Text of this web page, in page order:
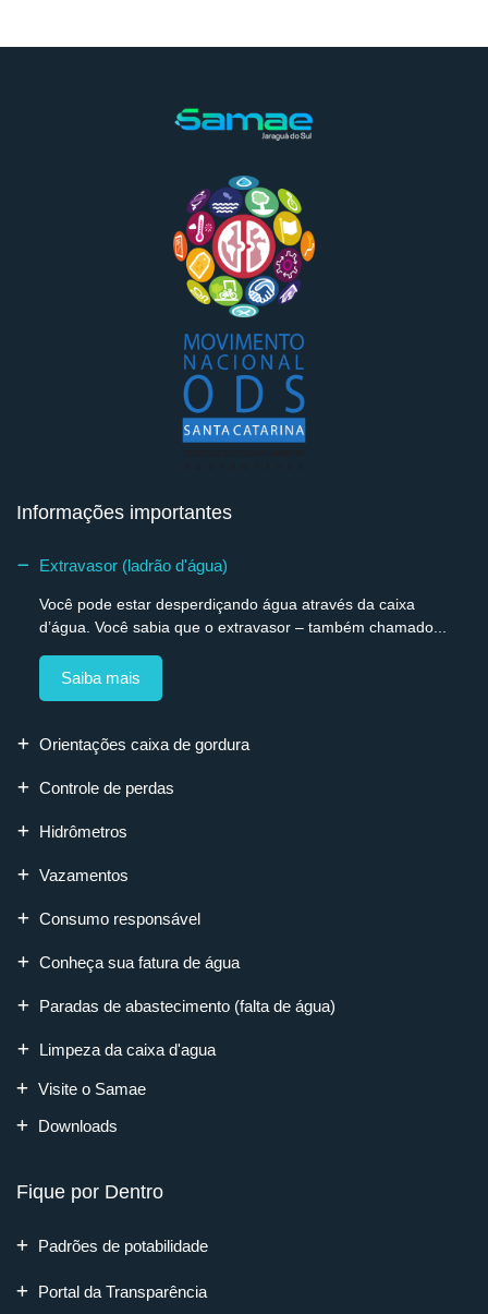
Informações importantes
Extravasor (ladrão d'água)
Você pode estar desperdiçando água através da caixa
d’água. Você sabia que o extravasor – também chamado...
Saiba mais
Orientações caixa de gordura
Controle de perdas
Hidrômetros
Vazamentos
Consumo responsável
Conheça sua fatura de água
Paradas de abastecimento (falta de água)
Limpeza da caixa d'agua
Visite o Samae
Downloads
Fique por Dentro
Padrões de potabilidade
Portal da Transparência